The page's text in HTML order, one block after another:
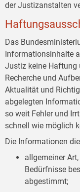
der Justizanstalten
Das
Informationsinhalte
Justiz keine Haftung
Recherche und
Aktualität und
abgelegten
so weit Fehler und
schnell wie möglich
Die Informationen
allgemeiner
Bedürfnisse
abgestimmt;